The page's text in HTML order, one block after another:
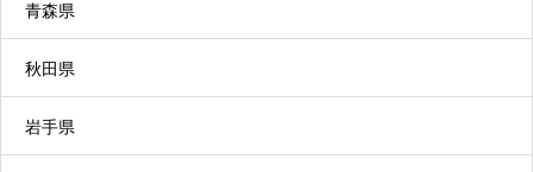
6. 介護サービス利用の開始
ドはこちら
通所リハビリテーション（デイケア）
施設や病院などにおいて、日常生活の自立を助け
青森県
秋田県
岩手県